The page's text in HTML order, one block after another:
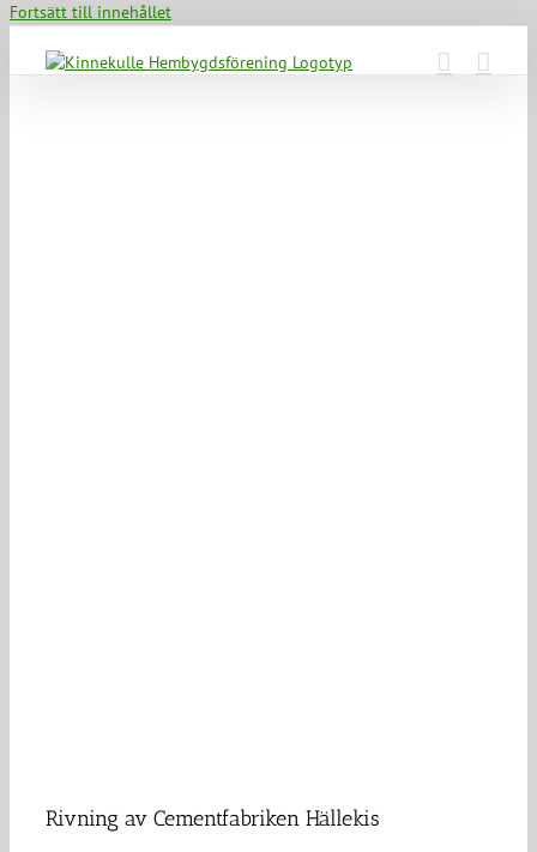
Fortsätt till innehållet
Rivning av Cementfabriken Hällekis